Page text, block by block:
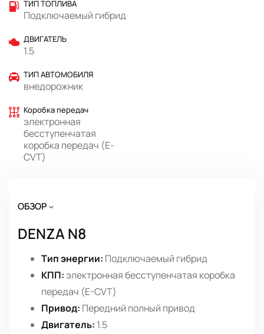
ТИП ТОПЛИВА
Подключаемый гибрид
ДВИГАТЕЛЬ
1.5
ТИП АВТОМОБИЛЯ
внедорожник
Коробка передач
электронная
бесступенчатая
коробка передач (E-
CVT)
ОБЗОР
DENZA N8
Тип энергии: Подключаемый гибрид
КПП:электронная бесступенчатая коробка
передач (E-CVT)
Привод: Передний полный привод
Двигатель: 1.5